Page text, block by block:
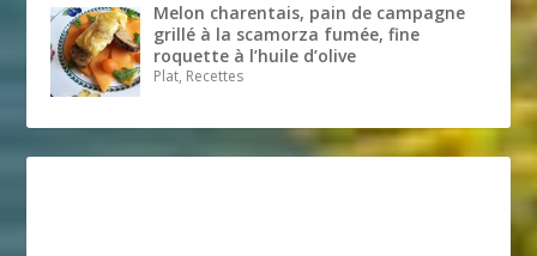
Melon charentais, pain de campagne
grillé à la scamorza fumée, fine
roquette à l’huile d’olive
Plat, Recettes